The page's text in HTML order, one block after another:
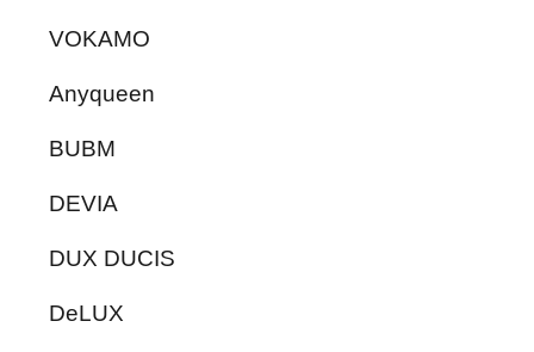
VOKAMO
Anyqueen
BUBM
DEVIA
DUX DUCIS
DeLUX